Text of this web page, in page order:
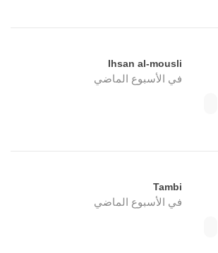
Ihsan al-mousli
في الأسبوع الماضي
Tambi
في الأسبوع الماضي